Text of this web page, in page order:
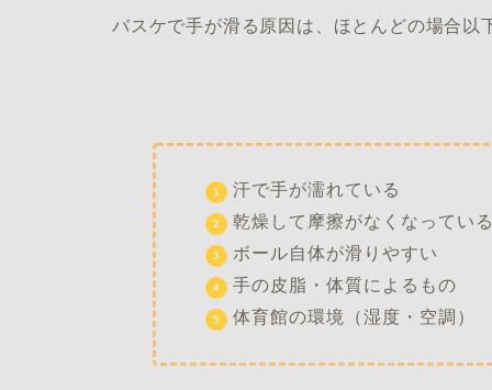
バスケで手が滑る原因は、ほとんどの場合以
汗で手が濡れている
乾燥して摩擦がなくなっている
ボール自体が滑りやすい
手の皮脂・体質によるもの
体育館の環境（湿度・空調）